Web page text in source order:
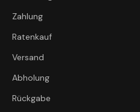
Zahlung
Ratenkauf
Versand
Abholung
Rückgabe